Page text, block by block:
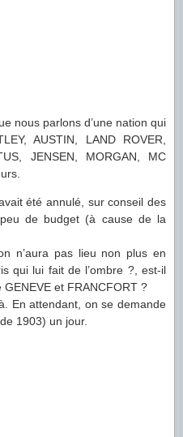
nous parlons d’une nation qui
AUSTIN, LAND ROVER,
JENSEN, MORGAN, MC
été annulé, sur conseil des
de budget (à cause de la
n’aura pas lieu non plus en
qui lui fait de l’ombre ?, est-il
et FRANCFORT ?
En attendant, on se demande
1903) un jour.